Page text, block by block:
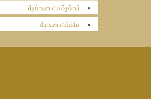
تحقيقات صحفية
ملفات صحية